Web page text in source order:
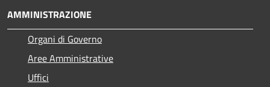
AMMINISTRAZIONE
Organi di Governo
Aree Amministrative
Uffici